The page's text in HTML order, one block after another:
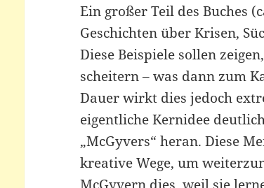
Ein großer Teil des Buches
Geschichten über Krisen,
Diese Beispiele sollen
scheitern – was dann zum
Dauer wirkt dies jedoch
eigentliche Kernidee
„McGyvers“ heran. Diese
kreative Wege, um